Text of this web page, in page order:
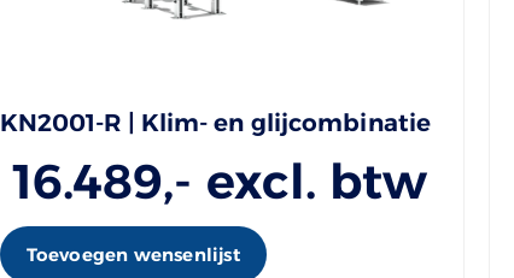
KN2001-R | Klim- en glijcombinatie
16.489,- excl. btw
Toevoegen wensenlijst